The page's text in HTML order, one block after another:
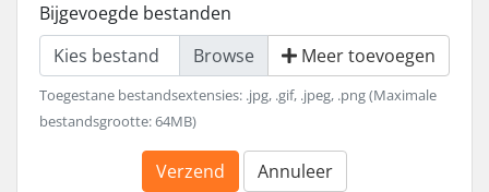
Bijgevoegde bestanden
Kies bestand
Meer toevoegen
Toegestane bestandsextensies: .jpg, .gif, .jpeg, .png (Maximale
bestandsgrootte: 64MB)
Verzend Annuleer